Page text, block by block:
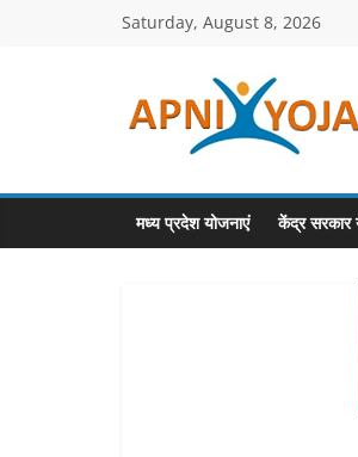
Saturday, August 8, 2026
सरकारी
योजनाएँ,
प्रधानमंत्री
मध्य प्रदेश योजनाएं केंद्र सरकार